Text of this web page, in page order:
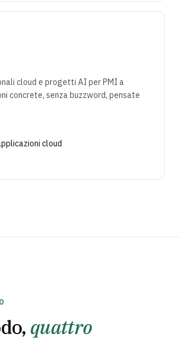
cloud e progetti AI per PMI a
concrete, senza buzzword, pensate
cloud
quattro